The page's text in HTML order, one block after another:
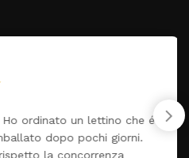
ordinato un lettino che é
dopo pochi giorni.
la concorrenza